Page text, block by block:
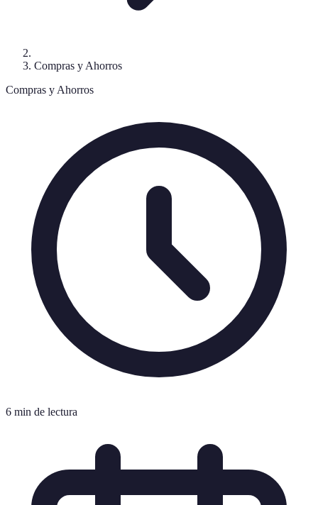
Compras y Ahorros
Compras y Ahorros
6 min de lectura